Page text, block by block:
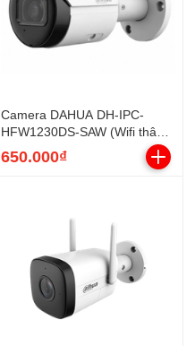
Camera DAHUA DH-IPC-
HFW1230DS-SAW (Wifi thân
sắt 2MP liền Mic)
650.000₫